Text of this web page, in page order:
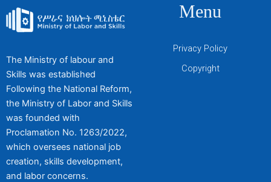
The Ministry of labour and
Skills was established
Following the National Reform,
the Ministry of Labor and Skills
was founded with
Proclamation No. 1263/2022,
which oversees national job
creation, skills development,
and labor concerns.
Menu
Privacy Policy
Copyright